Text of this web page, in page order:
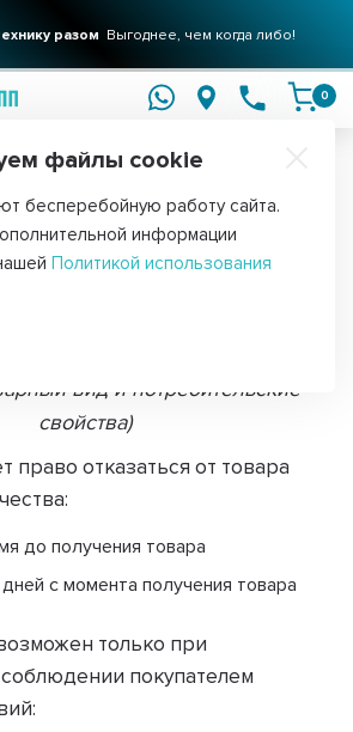
разом Выгоднее, чем когда либо!
0
НАДЛЕЖАЩЕГО
вид и потребительские
свойства)
право отказаться от товара
до получения товара
с момента получения товара
только при
покупателем
файлы cookie
бесперебойную работу сайта.
информации
Политикой использования